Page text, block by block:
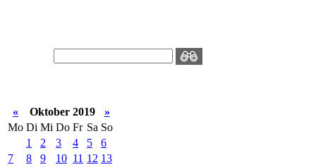
« Oktober 2019
»
Mo Di Mi Do Fr Sa So
1
2 3 4 5
6
7
8 9 10 11 12 13